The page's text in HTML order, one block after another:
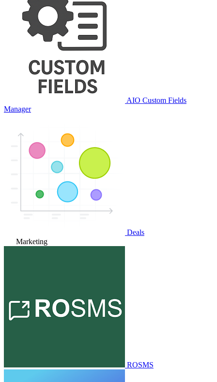
AIO Custom Fields
Manager
Deals
Marketing
ROSMS